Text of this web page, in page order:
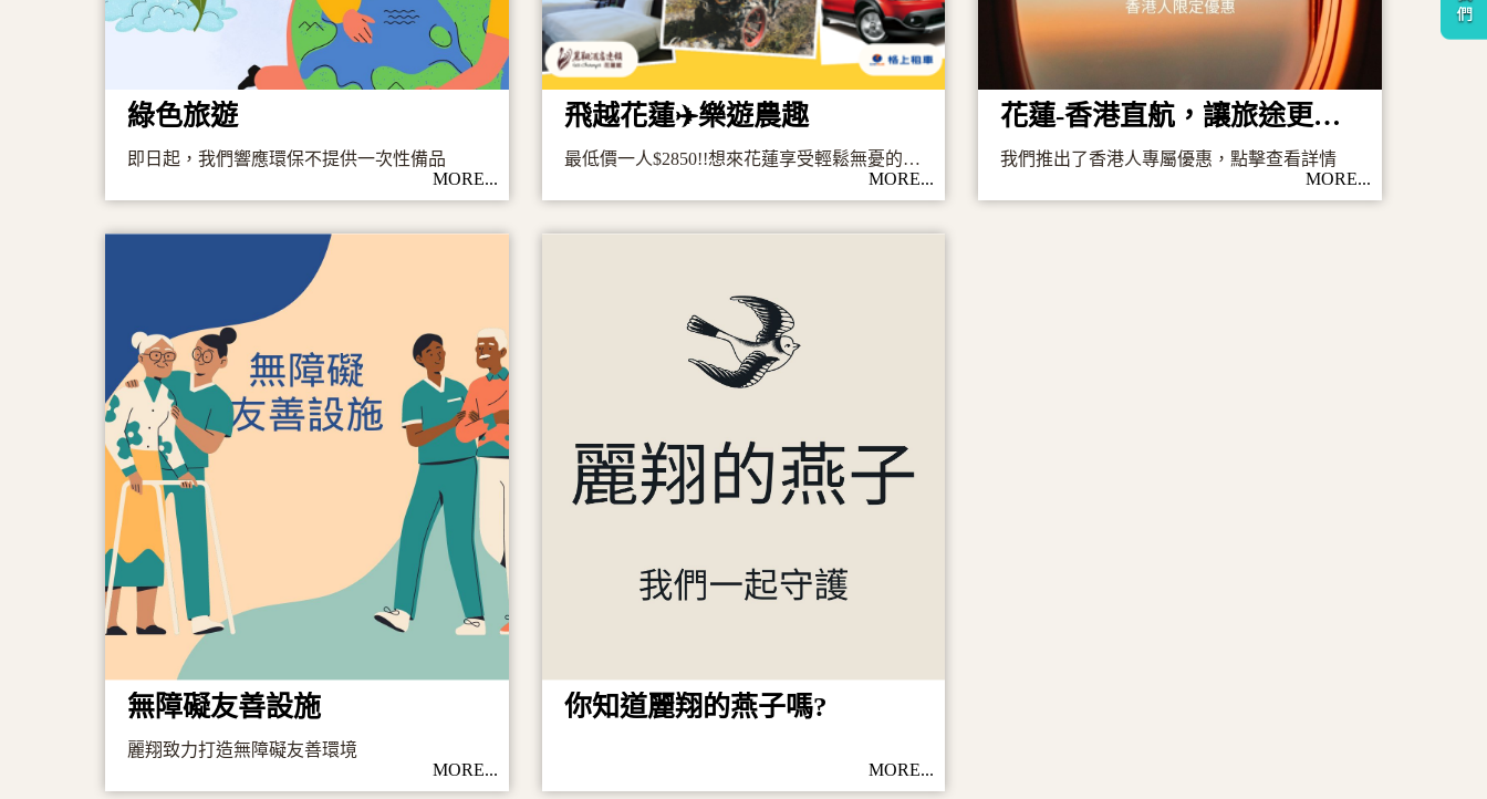
綠色旅遊
即日起，我們響應環保不提供一次性備品
MORE...
飛越花蓮✈️樂遊農趣
最低價一人$2850!!想來花蓮享受輕鬆無憂的旅行嗎？
MORE...
花蓮-香港直航，讓旅途更加便利！
我們推出了香港人專屬優惠，點擊查看詳情
MORE...
無障礙友善設施
麗翔致力打造無障礙友善環境
MORE...
你知道麗翔的燕子嗎?
MORE...